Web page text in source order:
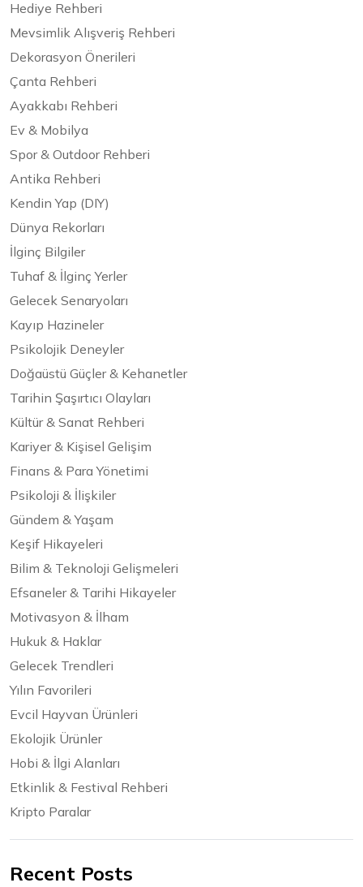
Hediye Rehberi
Mevsimlik Alışveriş Rehberi
Dekorasyon Önerileri
Çanta Rehberi
Ayakkabı Rehberi
Ev & Mobilya
Spor & Outdoor Rehberi
Antika Rehberi
Kendin Yap (DIY)
Dünya Rekorları
İlginç Bilgiler
Tuhaf & İlginç Yerler
Gelecek Senaryoları
Kayıp Hazineler
Psikolojik Deneyler
Doğaüstü Güçler & Kehanetler
Tarihin Şaşırtıcı Olayları
Kültür & Sanat Rehberi
Kariyer & Kişisel Gelişim
Finans & Para Yönetimi
Psikoloji & İlişkiler
Gündem & Yaşam
Keşif Hikayeleri
Bilim & Teknoloji Gelişmeleri
Efsaneler & Tarihi Hikayeler
Motivasyon & İlham
Hukuk & Haklar
Gelecek Trendleri
Yılın Favorileri
Evcil Hayvan Ürünleri
Ekolojik Ürünler
Hobi & İlgi Alanları
Etkinlik & Festival Rehberi
Kripto Paralar
Recent Posts